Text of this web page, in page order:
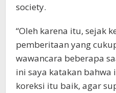
society.
“Oleh karena itu, sejak
pemberitaan yang
wawancara beberapa
ini saya katakan
koreksi itu baik, agar